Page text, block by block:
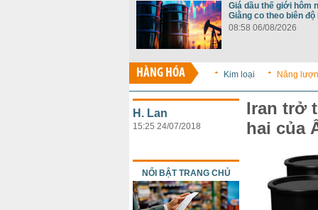
Giá dầu thế giới hôm
Giằng co theo biên độ
08:58 06/08/2026
HÀNG HÓA Kim loại Năng
Iran trở
hai của
H. Lan
15:25 24/07/2018
NỔI BẬT TRANG CHỦ